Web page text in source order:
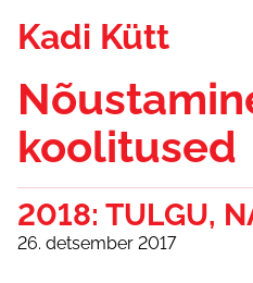
Kadi Kütt
koolitused
2018: TULGU,
26. detsember 2017